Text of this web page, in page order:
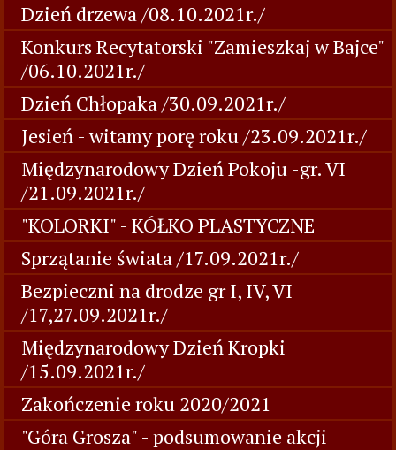
Dzień drzewa /08.10.2021r./
Konkurs Recytatorski "Zamieszkaj w Bajce"
/06.10.2021r./
Dzień Chłopaka /30.09.2021r./
Jesień - witamy porę roku /23.09.2021r./
Międzynarodowy Dzień Pokoju -gr. VI
/21.09.2021r./
"KOLORKI" - KÓŁKO PLASTYCZNE
Sprzątanie świata /17.09.2021r./
Bezpieczni na drodze gr I, IV, VI
/17,27.09.2021r./
Międzynarodowy Dzień Kropki
/15.09.2021r./
Zakończenie roku 2020/2021
"Góra Grosza" - podsumowanie akcji